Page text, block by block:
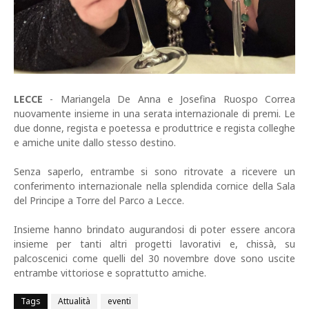
LECCE - Mariangela De Anna e Josefina Ruospo Correa
nuovamente insieme in una serata internazionale di premi. Le
due donne, regista e poetessa e produttrice e regista colleghe
e amiche unite dallo stesso destino.
Senza saperlo, entrambe si sono ritrovate a ricevere un
conferimento internazionale nella splendida cornice della Sala
del Principe a Torre del Parco a Lecce.
Insieme hanno brindato augurandosi di poter essere ancora
insieme per tanti altri progetti lavorativi e, chissà, su
palcoscenici come quelli del 30 novembre dove sono uscite
entrambe vittoriose e soprattutto amiche.
Tags Attualità eventi